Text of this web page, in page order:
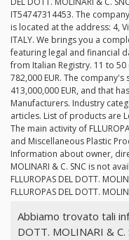
IT54747314453. The company
is located at the address: 4,
ITALY. We brings you a
featuring legal and financial
from Italian Registry. 11 to
782,000 EUR. The
413,000,000 EUR, and that
Manufacturers. Industry
articles. List of products are
The main activity of
and Miscellaneous Plastic
Information about owner,
MOLINARI & C. SNC is not
FLLUROPAS DEL DOTT.
FLLUROPAS DEL DOTT.
Abbiamo trovato tali
DOTT. MOLINARI &